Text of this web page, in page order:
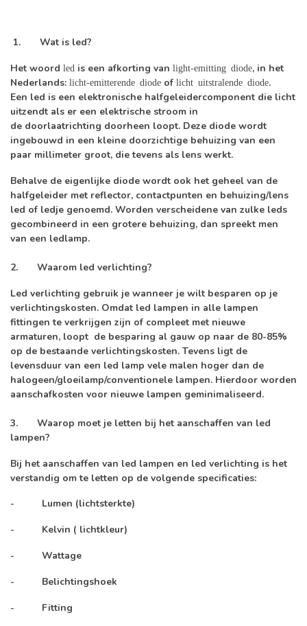
1. Wat is led?
Het woord led is een afkorting van light-emitting diode, in het
Nederlands: licht-emitterende diode of licht uitstralende diode.
Een led is een elektronische halfgeleidercomponent die licht
uitzendt als er een elektrische stroom in
de doorlaatrichting doorheen loopt. Deze diode wordt
ingebouwd in een kleine doorzichtige behuizing van een
paar millimeter groot, die tevens als lens werkt.
Behalve de eigenlijke diode wordt ook het geheel van de
halfgeleider met reflector, contactpunten en behuizing/lens
led of ledje genoemd. Worden verscheidene van zulke leds
gecombineerd in een grotere behuizing, dan spreekt men
van een ledlamp.
2. Waarom led verlichting?
Led verlichting gebruik je wanneer je wilt besparen op je
verlichtingskosten. Omdat led lampen in alle lampen
fittingen te verkrijgen zijn of compleet met nieuwe
armaturen, loopt de besparing al gauw op naar de 80-85%
op de bestaande verlichtingskosten. Tevens ligt de
levensduur van een led lamp vele malen hoger dan de
halogeen/gloeilamp/conventionele lampen. Hierdoor worden
aanschafkosten voor nieuwe lampen geminimaliseerd.
3. Waarop moet je letten bij het aanschaffen van led
lampen?
Bij het aanschaffen van led lampen en led verlichting is het
verstandig om te letten op de volgende specificaties:
- Lumen (lichtsterkte)
- Kelvin ( lichtkleur)
- Wattage
- Belichtingshoek
- Fitting